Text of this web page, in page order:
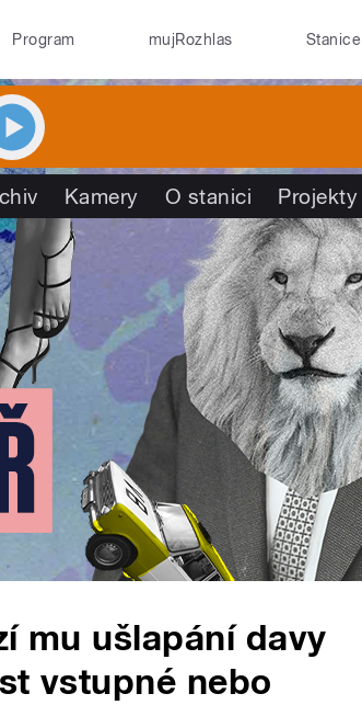
Program mujRozhlas Stanice
Kamery O stanici Projekty
mu ušlapání davy
vstupné nebo